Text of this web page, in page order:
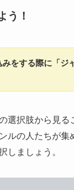
う！
みをする際に「ジ
選択肢から見る
ルの人たちが集
しましょう。